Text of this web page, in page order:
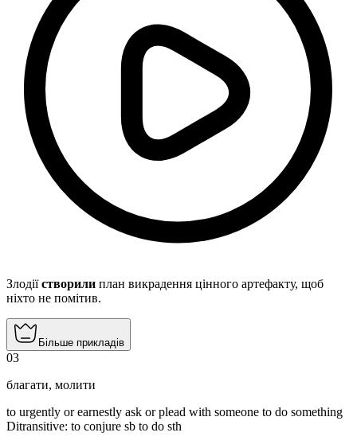
Злодіїстворили план викрадення цінного артефакту, щоб
ніхто не помітив.
Більше прикладів
03
благати, молити
to urgently or earnestly ask or plead with someone to do something
Ditransitive: to conjure sb to do sth